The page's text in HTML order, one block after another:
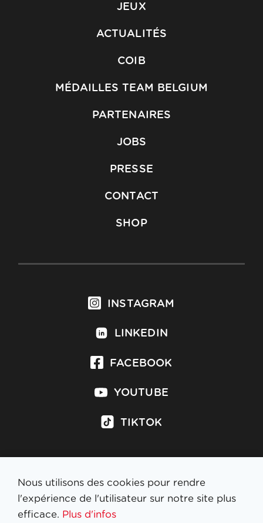
JEUX
ACTUALITÉS
COIB
MÉDAILLES TEAM BELGIUM
PARTENAIRES
JOBS
PRESSE
CONTACT
SHOP
INSTAGRAM
LINKEDIN
FACEBOOK
YOUTUBE
TIKTOK
S'inscrire à la newsletter
Nous utilisons des cookies pour rendre
l'expérience de l'utilisateur sur notre site plus
efficace. Plus d'infos